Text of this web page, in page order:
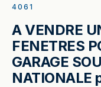
4061
A VENDRE
FENETRES
GARAGE
NATIONALE